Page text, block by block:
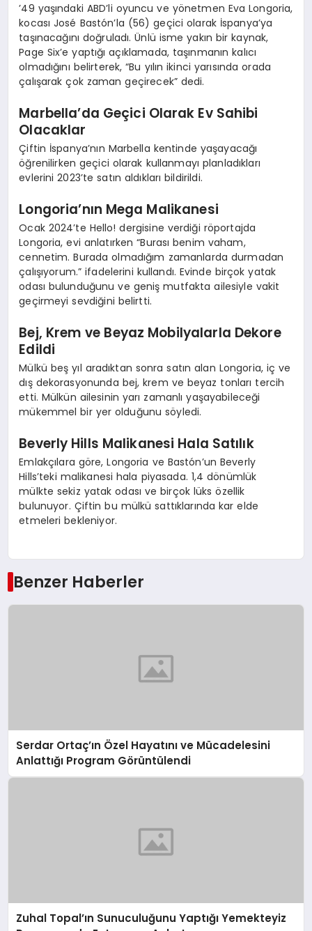
’49 yaşındaki ABD’li oyuncu ve yönetmen Eva Longoria,
kocası José Bastón’la (56) geçici olarak İspanya’ya
taşınacağını doğruladı. Ünlü isme yakın bir kaynak,
Page Six’e yaptığı açıklamada, taşınmanın kalıcı
olmadığını belirterek, “Bu yılın ikinci yarısında orada
çalışarak çok zaman geçirecek” dedi.
Marbella’da Geçici Olarak Ev Sahibi
Olacaklar
Çiftin İspanya’nın Marbella kentinde yaşayacağı
öğrenilirken geçici olarak kullanmayı planladıkları
evlerini 2023’te satın aldıkları bildirildi.
Longoria’nın Mega Malikanesi
Ocak 2024’te Hello! dergisine verdiği röportajda
Longoria, evi anlatırken “Burası benim vaham,
cennetim. Burada olmadığım zamanlarda durmadan
çalışıyorum.” ifadelerini kullandı. Evinde birçok yatak
odası bulunduğunu ve geniş mutfakta ailesiyle vakit
geçirmeyi sevdiğini belirtti.
Bej, Krem ve Beyaz Mobilyalarla Dekore
Edildi
Mülkü beş yıl aradıktan sonra satın alan Longoria, iç ve
dış dekorasyonunda bej, krem ve beyaz tonları tercih
etti. Mülkün ailesinin yarı zamanlı yaşayabileceği
mükemmel bir yer olduğunu söyledi.
Beverly Hills Malikanesi Hala Satılık
Emlakçılara göre, Longoria ve Bastón’un Beverly
Hills’teki malikanesi hala piyasada. 1,4 dönümlük
mülkte sekiz yatak odası ve birçok lüks özellik
bulunuyor. Çiftin bu mülkü sattıklarında kar elde
etmeleri bekleniyor.
Benzer Haberler
Serdar Ortaç’ın Özel Hayatını ve Mücadelesini
Anlattığı Program Görüntülendi
Zuhal Topal’ın Sunuculuğunu Yaptığı Yemekteyiz